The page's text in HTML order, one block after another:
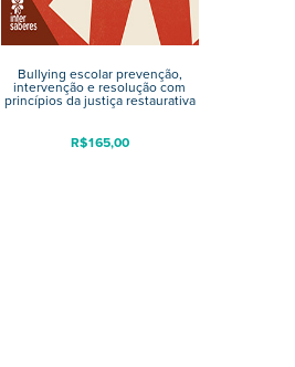
Bullying escolar prevenção,
intervenção e resolução com
princípios da justiça restaurativa
R$165,00